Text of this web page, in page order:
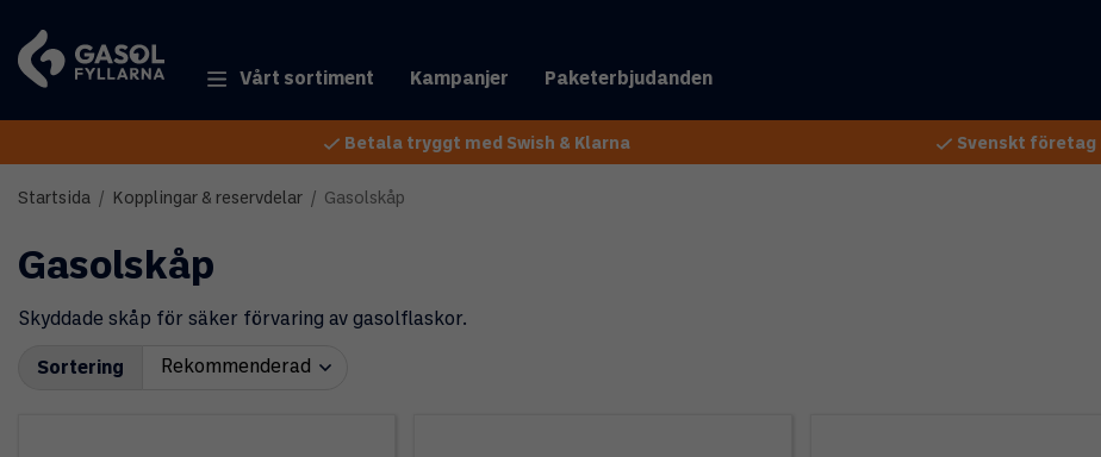
Vårt sortiment Kampanjer Paketerbjudanden
Betala tryggt med Swish & Klarna Svenskt företag
Startsida / Kopplingar & reservdelar / Gasolskåp
Gasolskåp
Skyddade skåp för säker förvaring av gasolflaskor.
Sortering